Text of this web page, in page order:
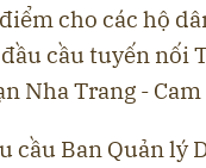
cho các hộ
cầu tuyến nối
Nha Trang - Cam
cầu Ban Quản lý